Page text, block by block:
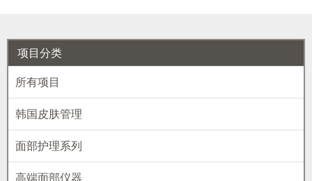
项目分类
所有项目
韩国皮肤管理
面部护理系列
高端面部仪器